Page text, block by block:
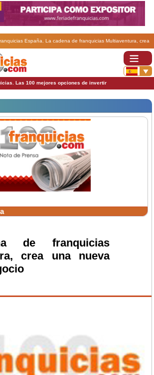
España. La cadena de franquicias Multiaventura, crea
una nueva linea de negocio.
Las 100 mejores opciones de invertir
de franquicias
crea una nueva